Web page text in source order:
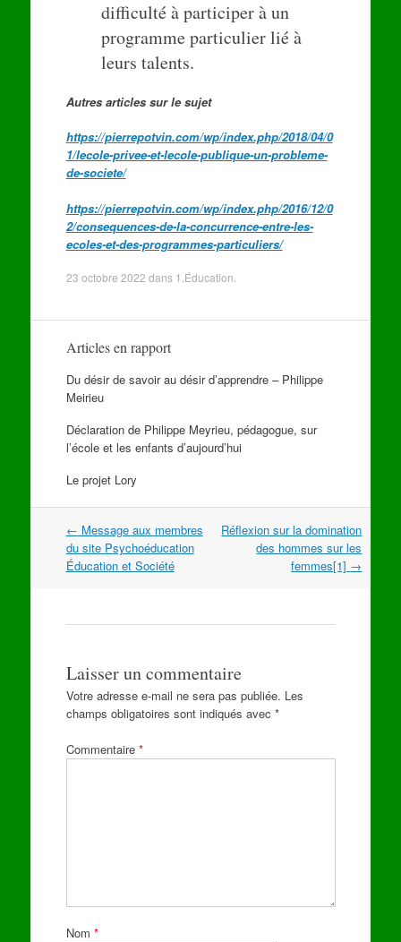
difficulté à participer à un
programme particulier lié à
leurs talents.
Autres articles sur le sujet
https://pierrepotvin.com/wp/index.php/2018/04/0
1/lecole-privee-et-lecole-publique-un-probleme-
de-societe/
https://pierrepotvin.com/wp/index.php/2016/12/0
2/consequences-de-la-concurrence-entre-les-
ecoles-et-des-programmes-particuliers/
23 octobre 2022 dans 1.Éducation
Articles en rapport
Du désir de savoir au désir d’apprendre – Philippe
Meirieu
Déclaration de Philippe Meyrieu, pédagogue, sur
l’école et les enfants d’aujourd’hui
Le projet Lory
Navigation
dans
les
← Message aux membres
du site Psychoéducation
Éducation et Société
Réflexion sur la domination
des hommes sur les
femmes[1] →
Laisser un commentaire
Votre adresse e-mail ne sera pas publiée. Les
champs obligatoires sont indiqués avec *
Commentaire *
Nom *